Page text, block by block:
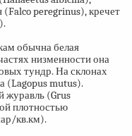
(Falco peregrinus), кречет
обычна белая
низменности она
тундр. На склонах
(Lagopus mutus).
журавль (Grus
плотностью
кв.км).